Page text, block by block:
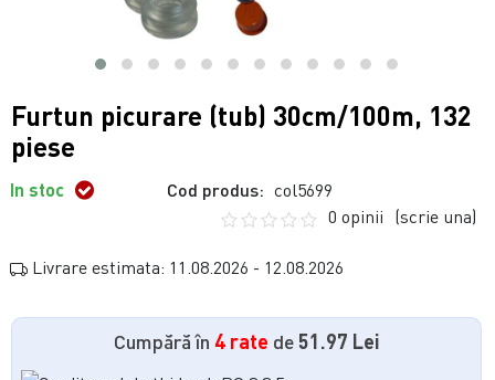
Furtun picurare (tub) 30cm/100m, 132
piese
In stoc Cod produs: col5699
0 opinii (scrie una)
Livrare estimata: 11.08.2026 - 12.08.2026
Cumpără în 4 rate de51.97 Lei